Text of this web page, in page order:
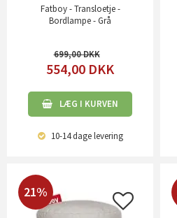
Fatboy - Transloetje -
Bordlampe - Grå
699,00
554,00 DKK
LÆG I KURVEN
10-14 dagelevering
21%